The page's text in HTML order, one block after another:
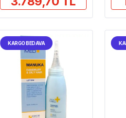
KARGO BEDAVA